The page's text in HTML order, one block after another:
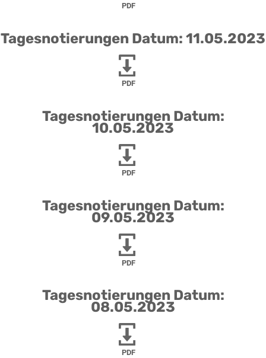
PDF
Tagesnotierungen Datum: 11.05.2023
PDF
Tagesnotierungen Datum:
10.05.2023
PDF
Tagesnotierungen Datum:
09.05.2023
PDF
Tagesnotierungen Datum:
08.05.2023
PDF